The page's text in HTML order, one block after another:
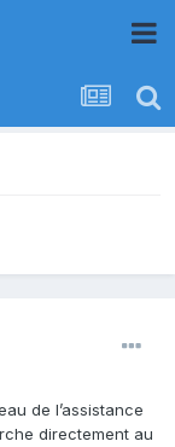
de l’assistance
directement au